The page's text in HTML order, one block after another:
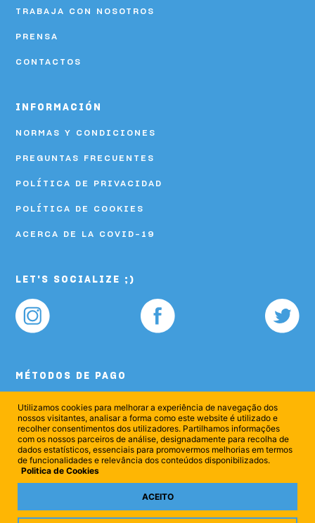
TRABAJA CON NOSOTROS
PRENSA
CONTACTOS
INFORMACIÓN
NORMAS Y CONDICIONES
PREGUNTAS FRECUENTES
POLÍTICA DE PRIVACIDAD
POLÍTICA DE COOKIES
ACERCA DE LA COVID-19
LET'S SOCIALIZE ;)
MÉTODOS DE PAGO
Utilizamos cookies para melhorar a experiência de navegação dos
nossos visitantes, analisar a forma como este website é utilizado e
recolher consentimentos dos utilizadores. Partilhamos informações
com os nossos parceiros de análise, designadamente para recolha de
dados estatísticos, essenciais para promovermos melhorias em termos
de funcionalidades e relevância dos conteúdos disponibilizados.
Politica de Cookies
ACEITO